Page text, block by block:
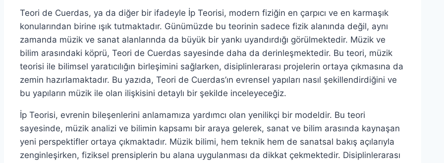
Teori de Cuerdas, ya da diğer bir ifadeyle İp Teorisi, modern fiziğin en çarpıcı ve en karmaşık
konularından birine ışık tutmaktadır. Günümüzde bu teorinin sadece fizik alanında değil, aynı
zamanda müzik ve sanat alanlarında da büyük bir yankı uyandırdığı görülmektedir. Müzik ve
bilim arasındaki köprü, Teori de Cuerdas sayesinde daha da derinleşmektedir. Bu teori, müzik
teorisi ile bilimsel yaratıcılığın birleşimini sağlarken, disiplinlerarası projelerin ortaya çıkmasına da
zemin hazırlamaktadır. Bu yazıda, Teori de Cuerdas’ın evrensel yapıları nasıl şekillendirdiğini ve
bu yapıların müzik ile olan ilişkisini detaylı bir şekilde inceleyeceğiz.
İp Teorisi, evrenin bileşenlerini anlamamıza yardımcı olan yenilikçi bir modeldir. Bu teori
sayesinde, müzik analizi ve bilimin kapsamı bir araya gelerek, sanat ve bilim arasında kaynaşan
yeni perspektifler ortaya çıkmaktadır. Müzik bilimi, hem teknik hem de sanatsal bakış açılarıyla
zenginleşirken, fiziksel prensiplerin bu alana uygulanması da dikkat çekmektedir. Disiplinlerarası